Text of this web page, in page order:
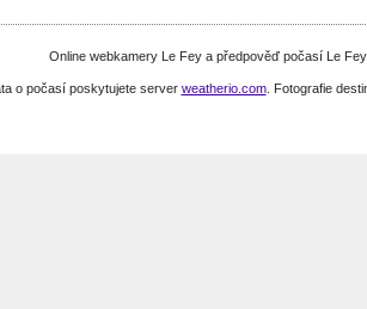
Online webkamery Le Fey a předpověď počasí Le
o počasí poskytujete server weatherio.com. Fotografie